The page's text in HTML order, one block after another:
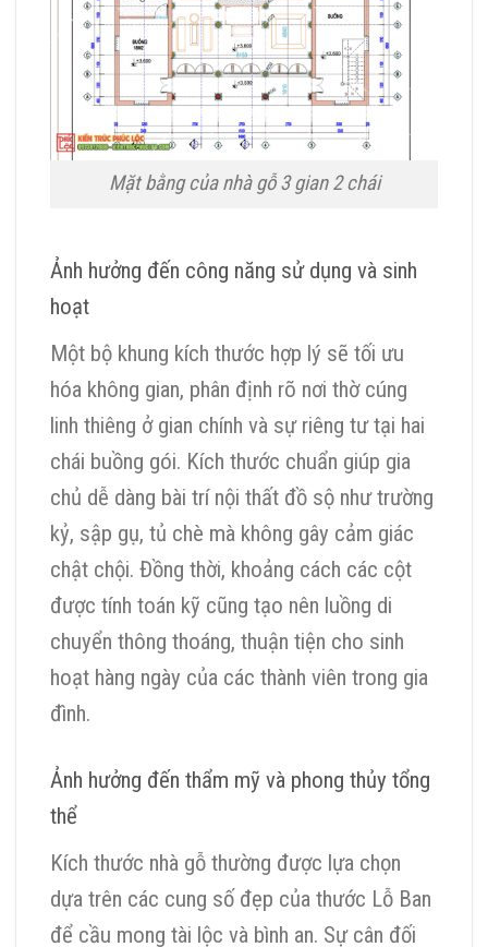
Mặt bằng của nhà gỗ 3 gian 2 chái
Ảnh hưởng đến công năng sử dụng và sinh
hoạt
Một bộ khung kích thước hợp lý sẽ tối ưu
hóa không gian, phân định rõ nơi thờ cúng
linh thiêng ở gian chính và sự riêng tư tại hai
chái buồng gói. Kích thước chuẩn giúp gia
chủ dễ dàng bài trí nội thất đồ sộ như trường
kỷ, sập gụ, tủ chè mà không gây cảm giác
chật chội. Đồng thời, khoảng cách các cột
được tính toán kỹ cũng tạo nên luồng di
chuyển thông thoáng, thuận tiện cho sinh
hoạt hàng ngày của các thành viên trong gia
đình.
Ảnh hưởng đến thẩm mỹ và phong thủy tổng
thể
Kích thước nhà gỗ thường được lựa chọn
dựa trên các cung số đẹp của thước Lỗ Ban
để cầu mong tài lộc và bình an. Sự cân đối